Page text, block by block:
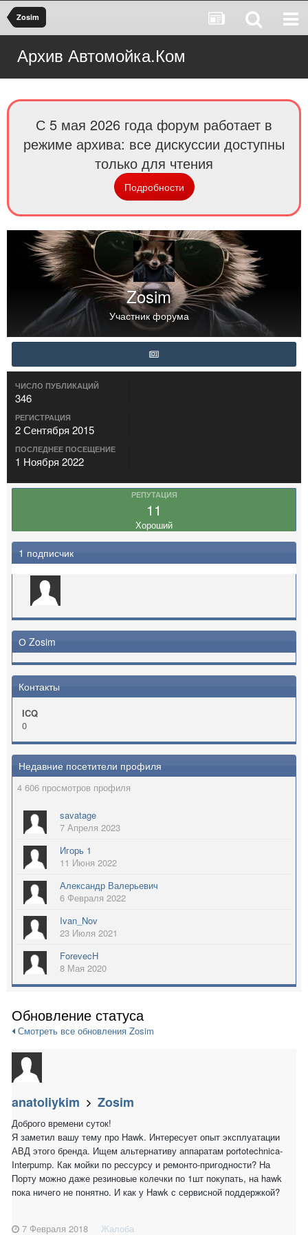
Zosim
Архив Автомойка.Ком
С 5 мая 2026 года форум работает в
режиме архива: все дискуссии доступны
только для чтения
Подробности
Zosim
Участник форума
ЧИСЛО ПУБЛИКАЦИЙ
346
РЕГИСТРАЦИЯ
2 Сентября 2015
ПОСЛЕДНЕЕ ПОСЕЩЕНИЕ
1 Ноября 2022
РЕПУТАЦИЯ
11
Хороший
1 подписчик
О Zosim
Контакты
ICQ
0
Недавние посетители профиля
4 606 просмотров профиля
savatage
7 Апреля 2023
Игорь 1
11 Июня 2022
Александр Валерьевич
6 Февраля 2022
Ivan_Nov
23 Июля 2021
ForevecH
8 Мая 2020
Обновление статуса
Смотреть все обновления Zosim
anatoliykim Zosim
Доброго времени суток!
Я заметил вашу тему про Hawk. Интересует опыт эксплуатации
АВД этого бренда. Ищем альтернативу аппаратам portotechnica-
Interpump. Как мойки по рессурсу и ремонто-пригодности? На
Порту можно даже резиновые колечки по 1шт покупать, на hawk
пока ничего не понятно. И как у Hawk с сервисной поддержкой?
7 Февраля 2018 Жалоба